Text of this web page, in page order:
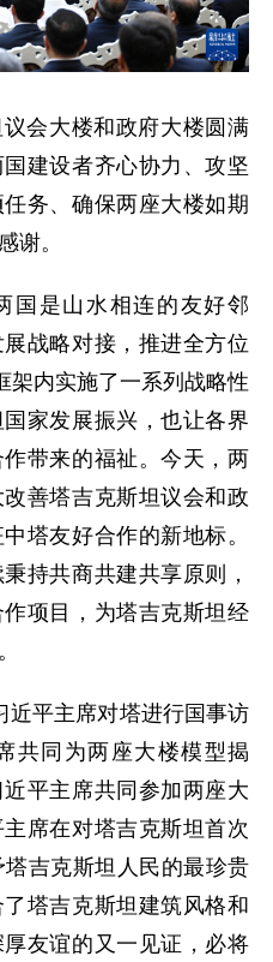
会大楼和政府大楼圆满
建设者齐心协力、攻坚
务、确保两座大楼如期
谢。
国是山水相连的友好邻
战略对接，推进全方位
架内实施了一系列战略性
家发展振兴，也让各界
带来的福祉。今天，两
善塔吉克斯坦议会和政
塔友好合作的新地标。
持共商共建共享原则，
项目，为塔吉克斯坦经
近平主席对塔进行国事访
共同为两座大楼模型揭
平主席共同参加两座大
席在对塔吉克斯坦首次
吉克斯坦人民的最珍贵
塔吉克斯坦建筑风格和
友谊的又一见证，必将